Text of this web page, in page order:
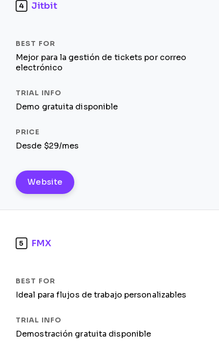
4 Jitbit
Mejor para la gestión de tickets por correo
electrónico
Demo gratuita disponible
Desde $29/mes
Website
5 FMX
Ideal para flujos de trabajo personalizables
Demostración gratuita disponible